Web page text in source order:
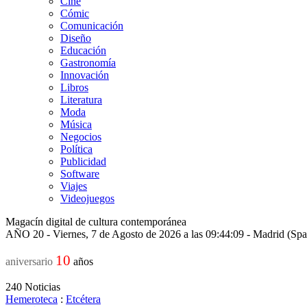
Cómic
Comunicación
Diseño
Educación
Gastronomía
Innovación
Libros
Literatura
Moda
Música
Negocios
Política
Publicidad
Software
Viajes
Videojuegos
Magacín digital de cultura contemporánea
AÑO 20 - Viernes, 7 de Agosto de 2026 a las 09:44:09 - Madrid
aniversario 10 años
240 Noticias
Hemeroteca : Etcétera